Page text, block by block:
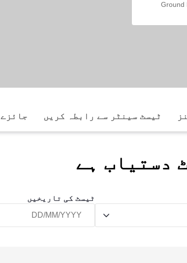
Ground
ٹیسٹ سینٹر سے رابطہ کریں جائزے
دستیاب ہے
ٹیسٹ کی تاریخیں